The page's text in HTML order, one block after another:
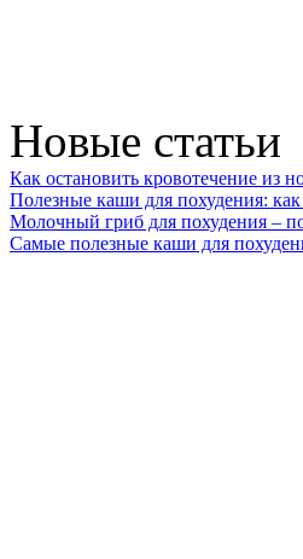
Новые статьи
Как остановить кровотечение из
Полезные каши для похудения: как
Молочный гриб для похудения –
Самые полезные каши для